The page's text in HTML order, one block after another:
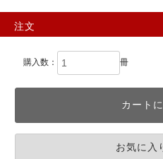
注文
購入数： 冊